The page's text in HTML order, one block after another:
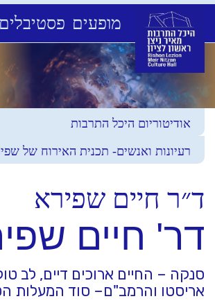
content
מופעים פסטיבלים
אודיטוריום היכל התרבות
רעיונות ואנשים- תכנית האירוח של
עמוד הבית >לוח מופעי לגלות תרבות>
ד״ר חיים שפירא
דר' חיים
סנקה – החיים ארוכים דיים, לב
אריסטו והרמב"ם– סוד המעלות